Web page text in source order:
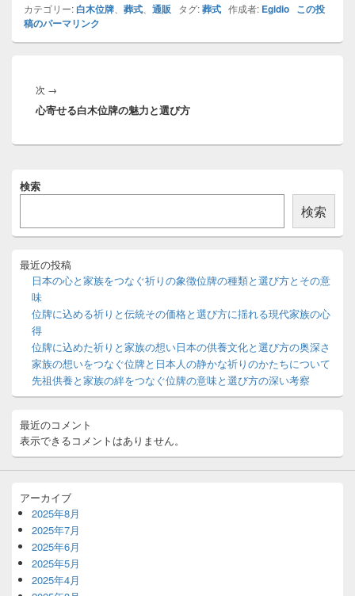
カテゴリー: 白木位牌 葬式 通販 タグ:葬式 作成者: Egidio この投
稿のパーマリンク
稿
ナ
ゲ
ョ
次 →
の
稿:
心寄せる白木位牌の魅力と選び方
イ
イ
バ
検索
検索
最近の投稿
日本の心と家族をつなぐ祈りの象徴位牌の種類と選び方とその意
味
位牌に込める祈りと伝統その価格と選び方に揺れる現代家族の心
得
位牌に込めた祈りと家族の想い日本の供養文化と選び方の奥深さ
家族の想いをつなぐ位牌と日本人の静かな祈りのかたちについて
先祖供養と家族の絆をつなぐ位牌の意味と選び方の深い考察
最近のコメント
表示できるコメントはありません。
アーカイブ
2025年8月
2025年7月
2025年6月
2025年5月
2025年4月